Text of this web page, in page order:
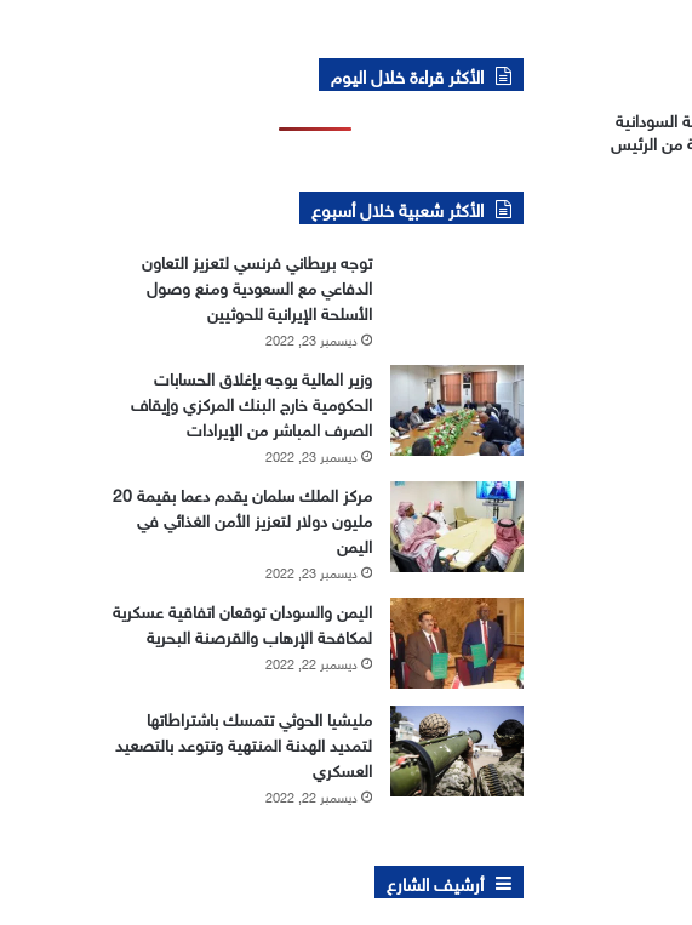
السودانية
من الرئيس
الأكثر قراءة خلال اليوم
الأكثر شعبية خلال أسبوع
توجه بريطاني فرنسي لتعزيز التعاون
الدفاعي مع السعودية ومنع وصول
الأسلحة الإيرانية للحوثيين
ديسمبر 23, 2022
وزير المالية يوجه بإغلاق الحسابات
الحكومية خارج البنك المركزي وإيقاف
الصرف المباشر من الإيرادات
ديسمبر 23, 2022
مركز الملك سلمان يقدم دعما بقيمة 20
مليون دولار لتعزيز الأمن الغذائي في
اليمن
ديسمبر 23, 2022
اليمن والسودان توقعان اتفاقية عسكرية
لمكافحة الإرهاب والقرصنة البحرية
ديسمبر 22, 2022
مليشيا الحوثي تتمسك باشتراطاتها
لتمديد الهدنة المنتهية وتتوعد بالتصعيد
العسكري
ديسمبر 22, 2022
أرشيف الشارع